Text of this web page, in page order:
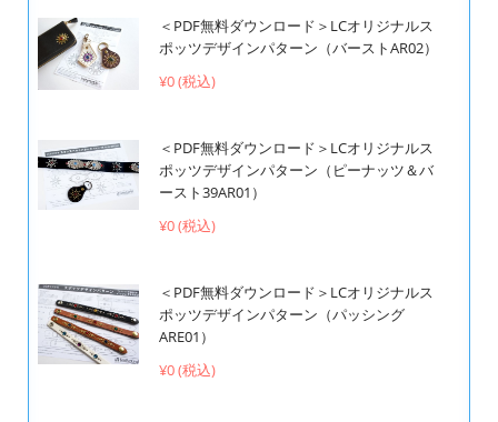
＜PDF無料ダウンロード＞LCオリジナルス
ポッツデザインパターン（バーストAR02）
¥0 (税込)
＜PDF無料ダウンロード＞LCオリジナルス
ポッツデザインパターン（ピーナッツ＆バ
ースト39AR01）
¥0 (税込)
＜PDF無料ダウンロード＞LCオリジナルス
ポッツデザインパターン（パッシング
ARE01）
¥0 (税込)